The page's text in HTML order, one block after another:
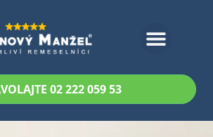
VOLAJTE 02 222 059 53